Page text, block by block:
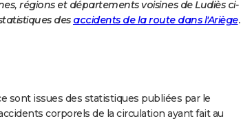
régions et départements voisines de Ludiès ci-
des accidents de la route dans l'Ariège.
sont issues des statistiques publiées par le
corporels de la circulation ayant fait au